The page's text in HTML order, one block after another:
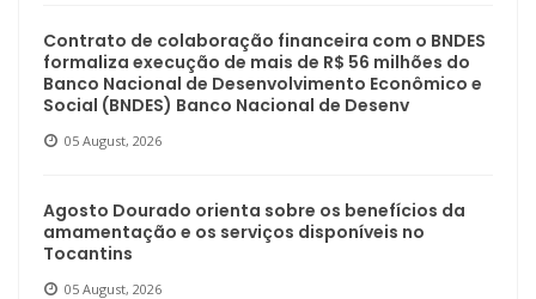
Contrato de colaboração financeira com o BNDES
formaliza execução de mais de R$ 56 milhões do
Banco Nacional de Desenvolvimento Econômico e
Social (BNDES) Banco Nacional de Desenv
05 August, 2026
Agosto Dourado orienta sobre os benefícios da
amamentação e os serviços disponíveis no
Tocantins
05 August, 2026